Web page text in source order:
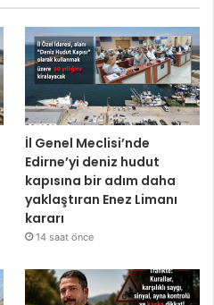
İl Genel Meclisi’nde
Edirne’yi deniz hudut
kapısına bir adım daha
yaklaştıran Enez Limanı
kararı
14 saat önce